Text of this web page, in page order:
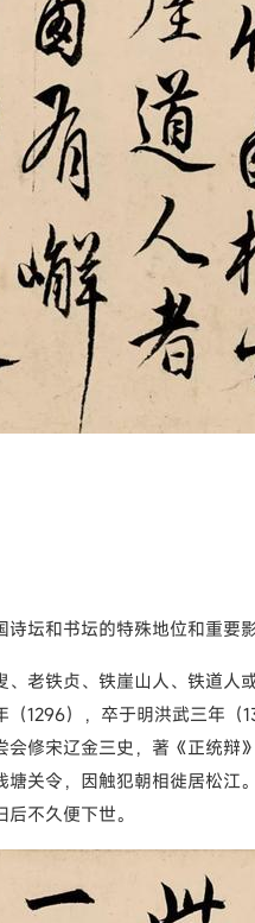
坛和书坛的特殊地位和重要
老铁贞、铁崖山人、铁道人
1296），卒于明洪武三年（
修宋辽金三史，著《正统辩
关令，因触犯朝相徙居松江
不久便下世。